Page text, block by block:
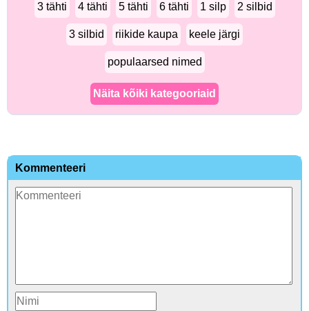
3 tähti 4 tähti 5 tähti 6 tähti 1 silp 2 silbid
3 silbid riikide kaupa keele järgi
populaarsed nimed
Näita kõiki kategooriaid
Kommenteeri